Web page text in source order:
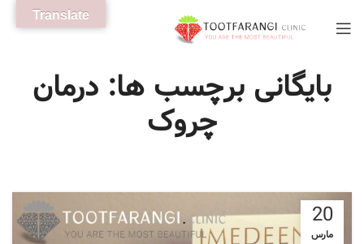
بایگانی برچسب ها: درمان
چروک
20
مارس
Translate